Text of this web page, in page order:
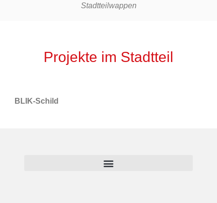
Stadtteilwappen
Projekte im Stadtteil
BLIK-Schild